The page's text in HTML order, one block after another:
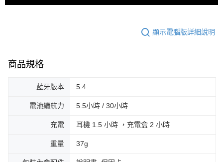
顯示電腦版詳細說明
商品規格
藍牙版本 5.4
電池續航力 5.5小時 / 30小時
充電 耳機 1.5 小時 ，充電盒 2 小時
重量 37g